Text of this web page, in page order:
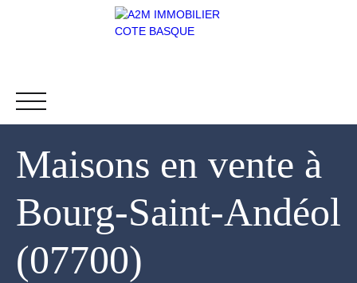
ACCUEIL NOS BIENS
Maisons en vente à
Bourg-Saint-Andéol
(07700)